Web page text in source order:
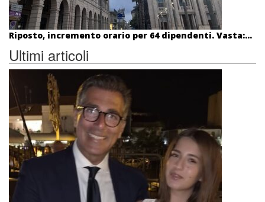
Riposto, incremento orario per 64 dipendenti. Vasta:...
Ultimi articoli